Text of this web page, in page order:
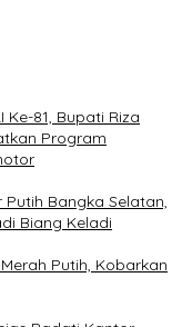
81, Bupati Riza
Program
Putih Bangka Selatan,
Biang Keladi
Putih, Kobarkan